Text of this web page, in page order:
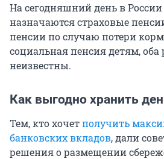
На сегодняшний день в
назначаются страховые
пенсии по случаю потери
социальная пенсия детям, оба
неизвестны.
Как выгодно хранить
Тем, кто хочетполучить
банковских вкладов, дали
решения о размещении